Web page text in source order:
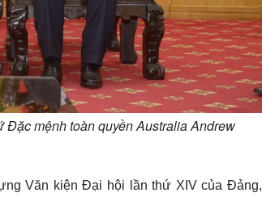
mệnh toàn quyền Australia Andrew
Văn kiện Đại hội lần thứ XIV của Đảng,